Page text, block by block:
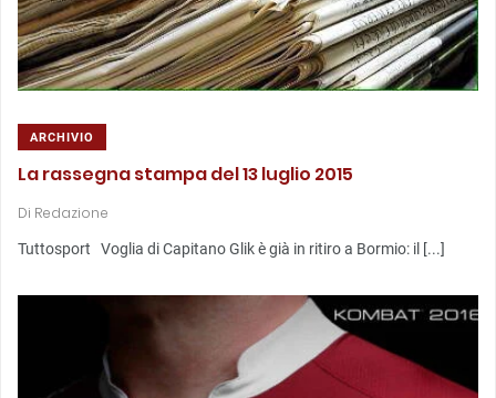
ARCHIVIO
La rassegna stampa del 13 luglio 2015
Di Redazione
Tuttosport Voglia di Capitano Glik è già in ritiro a Bormio: il [...]